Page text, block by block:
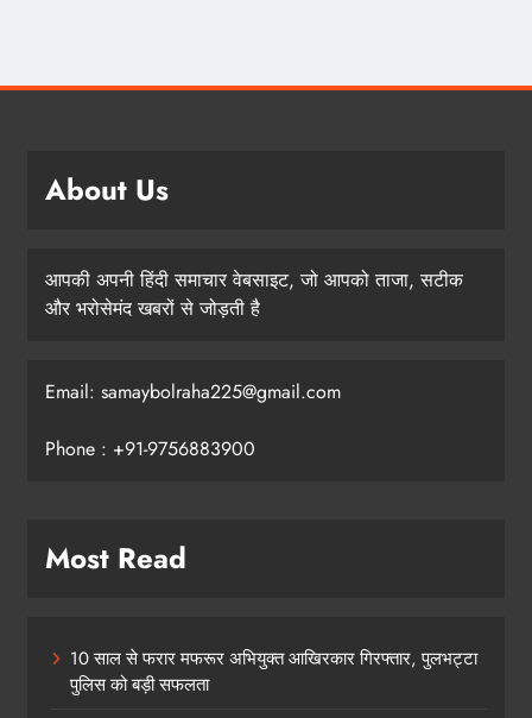
About Us
आपकी अपनी हिंदी समाचार वेबसाइट, जो आपको ताजा, सटीक
और भरोसेमंद खबरों से जोड़ती है
Email: samaybolraha225@gmail.com
Phone : +91-9756883900
Most Read
10 साल से फरार मफरूर अभियुक्त आखिरकार गिरफ्तार, पुलभट्टा
पुलिस को बड़ी सफलता